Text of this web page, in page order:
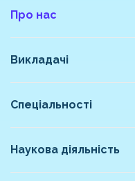
Про нас
Викладачі
Спеціальності
Наукова діяльність